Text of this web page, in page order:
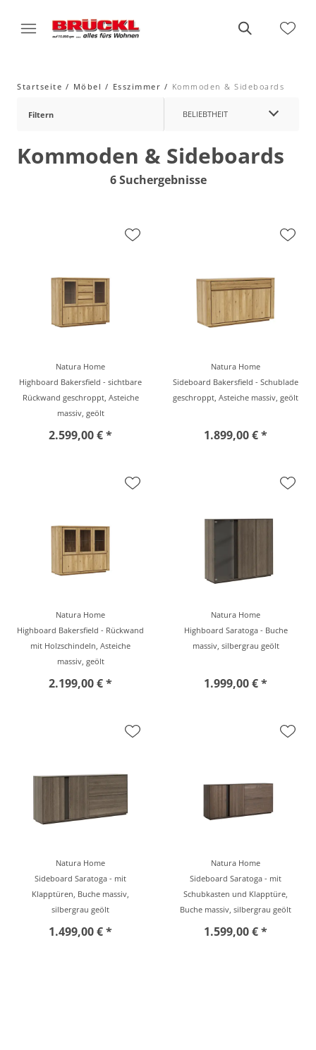
Startseite Möbel Esszimmer Kommoden & Sideboards
Filtern BELIEBTHEIT
Kommoden & Sideboards
6 Suchergebnisse
Natura Home
Highboard Bakersfield - sichtbare
Rückwand geschroppt, Asteiche
massiv, geölt
2.599,00 € *
Natura Home
Sideboard Bakersfield - Schublade
geschroppt, Asteiche massiv, geölt
1.899,00 € *
Natura Home
Highboard Bakersfield - Rückwand
mit Holzschindeln, Asteiche
massiv, geölt
2.199,00 € *
Natura Home
Highboard Saratoga - Buche
massiv, silbergrau geölt
1.999,00 € *
Natura Home
Sideboard Saratoga - mit
Klapptüren, Buche massiv,
silbergrau geölt
1.499,00 € *
Natura Home
Sideboard Saratoga - mit
Schubkasten und Klapptüre,
Buche massiv, silbergrau geölt
1.599,00 € *